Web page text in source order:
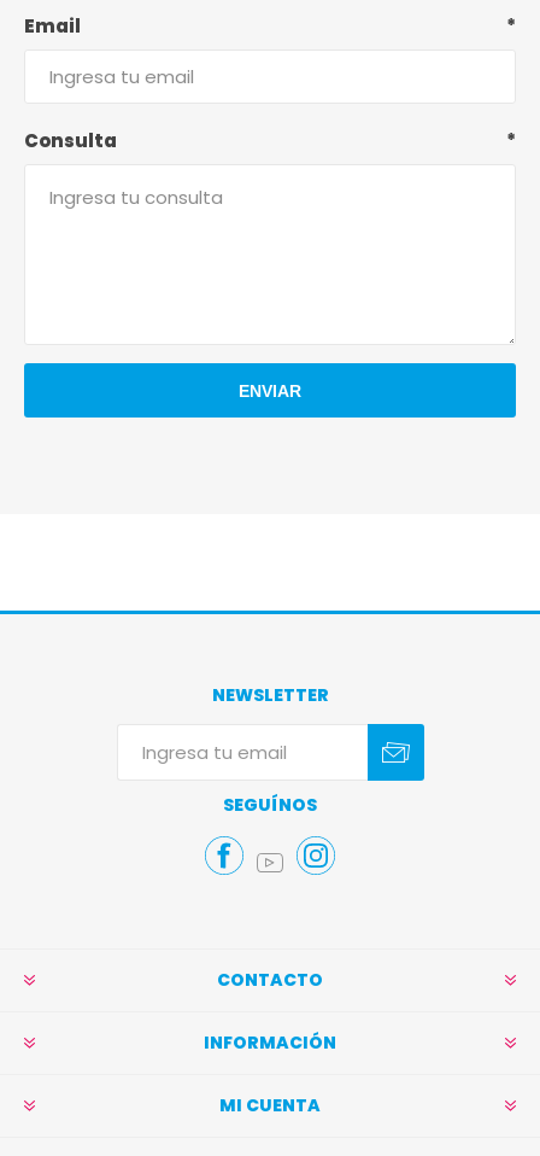
Email *
Consulta *
NEWSLETTER
SEGUÍNOS
CONTACTO
INFORMACIÓN
MI CUENTA